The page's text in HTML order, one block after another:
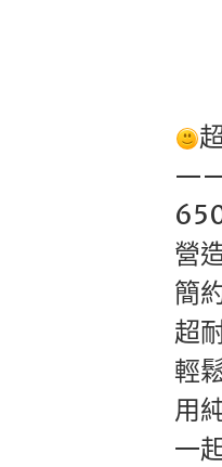
20系
朵妮白橡
亮而舒適
失溫度，無
、抗刮、
日常生活
的色調，
造你的質